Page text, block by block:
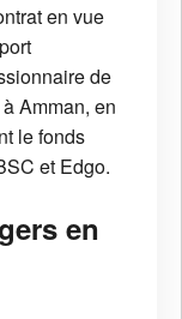
en vue
de
Amman, en
le fonds
et Edgo.
en